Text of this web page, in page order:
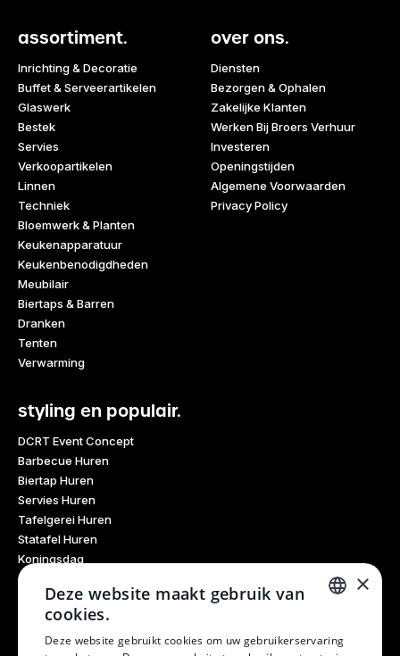
assortiment.
Inrichting & Decoratie
Buffet & Serveerartikelen
Glaswerk
Bestek
Servies
Verkoopartikelen
Linnen
Techniek
Bloemwerk & Planten
Keukenapparatuur
Keukenbenodigdheden
Meubilair
Biertaps & Barren
Dranken
Tenten
Verwarming
over ons.
Diensten
Bezorgen & Ophalen
Zakelijke Klanten
Werken Bij Broers Verhuur
Investeren
Openingstijden
Algemene Voorwaarden
Privacy Policy
styling en populair.
DCRT Event Concept
Barbecue Huren
Biertap Huren
Servies Huren
Tafelgerei Huren
Statafel Huren
Koningsdag
Glaswerk Huren
Feestdagen
Haarlem Culinair
Evenementen Verhuur
×
Deze website maakt gebruik van
cookies.
Deze website gebruikt cookies om uw gebruikerservaring